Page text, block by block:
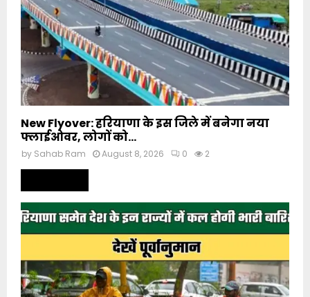
New Flyover: हरियाणा के इस जिले में बनेगा नया
फ्लाईओवर, लोगों को...
by Sahab Ram August 8, 2026 0 2